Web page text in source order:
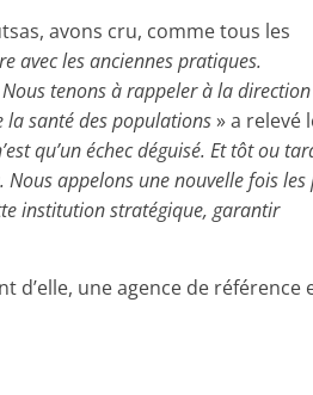
avons cru, comme tous les
avec les anciennes pratiques.
tenons à rappeler à la direction
la santé des populations» a relevé
qu’un échec déguisé. Et tôt ou
Nous appelons une nouvelle fois les
institution stratégique, garantir
d’elle, une agence de référence